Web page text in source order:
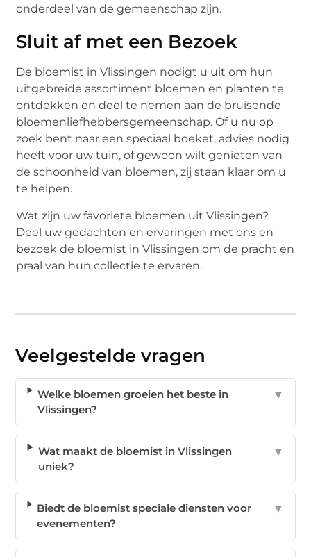
onderdeel van de gemeenschap zijn.
Sluit af met een Bezoek
De bloemist in Vlissingen nodigt u uit om hun
uitgebreide assortiment bloemen en planten te
ontdekken en deel te nemen aan de bruisende
bloemenliefhebbersgemeenschap. Of u nu op
zoek bent naar een speciaal boeket, advies nodig
heeft voor uw tuin, of gewoon wilt genieten van
de schoonheid van bloemen, zij staan klaar om u
te helpen.
Wat zijn uw favoriete bloemen uit Vlissingen?
Deel uw gedachten en ervaringen met ons en
bezoek de bloemist in Vlissingen om de pracht en
praal van hun collectie te ervaren.
Veelgestelde vragen
Welke bloemen groeien het beste in
Vlissingen?
▼
Wat maakt de bloemist in Vlissingen
uniek?
▼
Biedt de bloemist speciale diensten voor
evenementen?
▼